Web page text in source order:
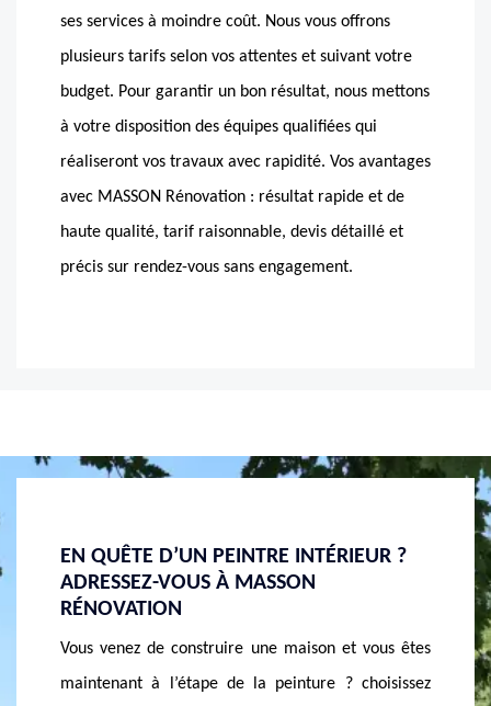
ses services à moindre coût. Nous vous offrons
plusieurs tarifs selon vos attentes et suivant votre
budget. Pour garantir un bon résultat, nous mettons
à votre disposition des équipes qualifiées qui
réaliseront vos travaux avec rapidité. Vos avantages
avec MASSON Rénovation : résultat rapide et de
haute qualité, tarif raisonnable, devis détaillé et
précis sur rendez-vous sans engagement.
MASSON RÉNOVATION, LE
PROFESSIONNEL EN POSE DE PEINTURE
INTÉRIEURE
Poser une peinture n’est pas une mince affaire, des
techniques doivent être maitrisées pour faire
qualité
dans